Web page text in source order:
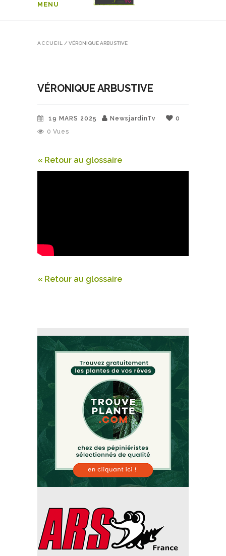
MENU
ACCUEIL / VÉRONIQUE ARBUSTIVE
VÉRONIQUE ARBUSTIVE
19 MARS 2025 NewsjardinTv
0
0 Vues
« Retour au glossaire
« Retour au glossaire